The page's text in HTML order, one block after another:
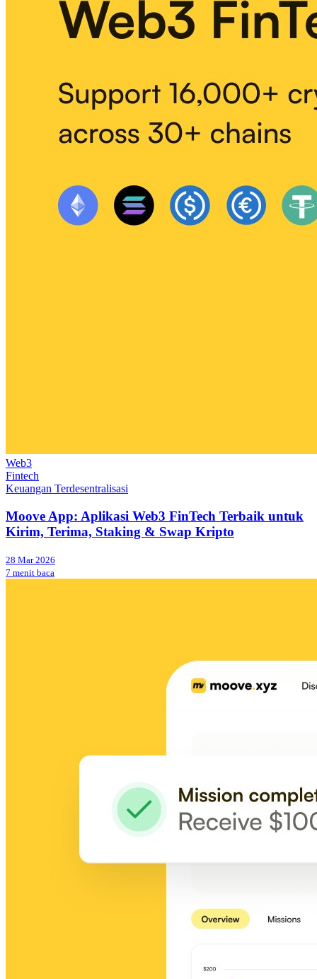
Web3
Fintech
Keuangan Terdesentralisasi
Moove App: Aplikasi Web3 FinTech Terbaik untuk
Kirim, Terima, Staking & Swap Kripto
28 Mar 2026
7 menit baca